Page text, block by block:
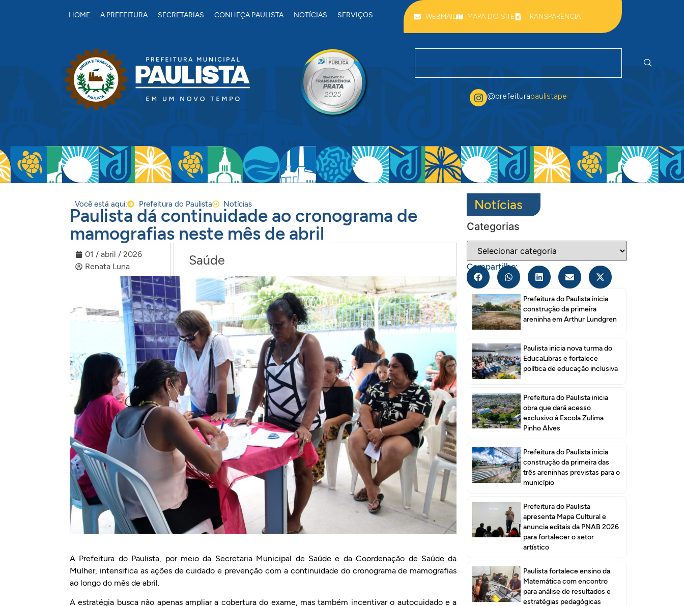
HOME A PREFEITURA SECRETARIAS CONHEÇA PAULISTA NOTÍCIAS SERVIÇOS WEBMAIL MAPA DO SITE TRANSPARÊNCIA
@prefeiturapaulistape
Você está aqui: Prefeitura do Paulista Notícias
Paulista dá continuidade ao cronograma de
mamografias neste mês de abril
01 / abril / 2026
Renata Luna
Saúde
A Prefeitura do Paulista, por meio da Secretaria Municipal de Saúde e da Coordenação de Saúde da
Mulher, intensifica as ações de cuidado e prevenção com a continuidade do cronograma de mamografias
ao longo do mês de abril.
A estratégia busca não apenas ampliar a cobertura do exame, mas também incentivar o autocuidado e a
Notícias
Categorias
Compartilhe:
Prefeitura do Paulista inicia
construção da primeira
areninha em Arthur Lundgren
Paulista inicia nova turma do
EducaLibras e fortalece
política de educação inclusiva
Prefeitura do Paulista inicia
obra que dará acesso
exclusivo à Escola Zulima
Pinho Alves
Prefeitura do Paulista inicia
construção da primeira das
três areninhas previstas para o
município
Prefeitura do Paulista
apresenta Mapa Cultural e
anuncia editais da PNAB 2026
para fortalecer o setor
artístico
Paulista fortalece ensino da
Matemática com encontro
para análise de resultados e
estratégias pedagógicas